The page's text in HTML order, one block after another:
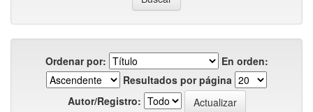
Ordenar por:
En orden:
Resultados por página
Autor/Registro: